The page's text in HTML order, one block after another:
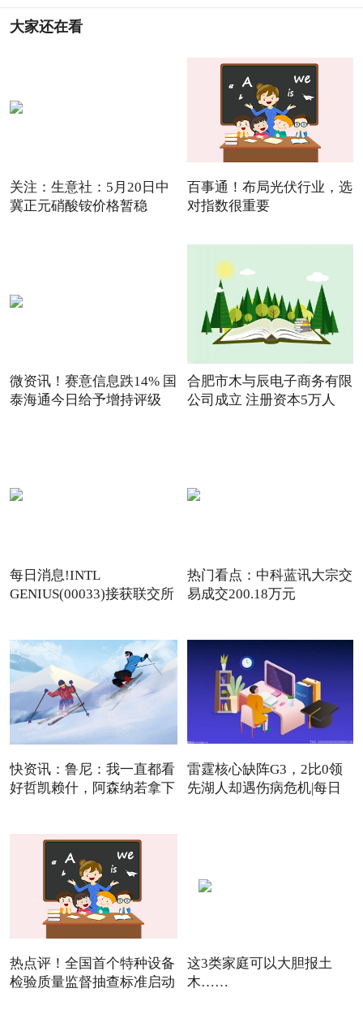
大家还在看
关注：生意社：5月20日中
冀正元硝酸铵价格暂稳
百事通！布局光伏行业，选
对指数很重要
微资讯！赛意信息跌14% 国
泰海通今日给予增持评级
合肥市木与辰电子商务有限
公司成立 注册资本5万人
每日消息!INTL
GENIUS(00033)接获联交所
热门看点：中科蓝讯大宗交
易成交200.18万元
快资讯：鲁尼：我一直都看
好哲凯赖什，阿森纳若拿下
雷霆核心缺阵G3，2比0领
先湖人却遇伤病危机|每日
热点评！全国首个特种设备
检验质量监督抽查标准启动
这3类家庭可以大胆报土
木……